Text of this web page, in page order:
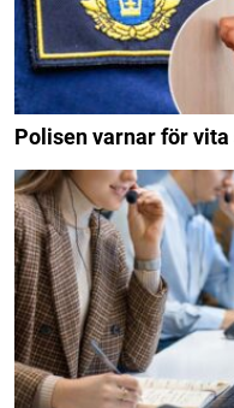
Polisen varnar för